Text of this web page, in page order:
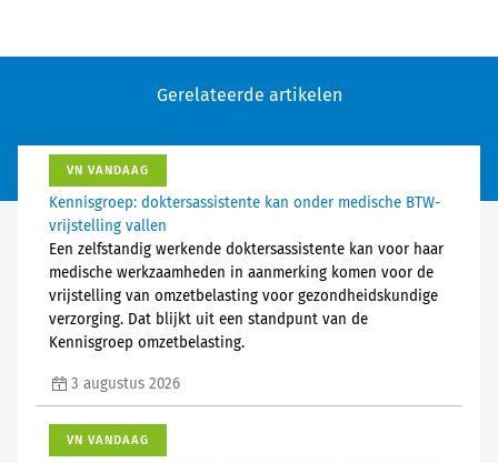
Gerelateerde artikelen
VN VANDAAG
Kennisgroep: doktersassistente kan onder medische BTW-
vrijstelling vallen
Een zelfstandig werkende doktersassistente kan voor haar
medische werkzaamheden in aanmerking komen voor de
vrijstelling van omzetbelasting voor gezondheidskundige
verzorging. Dat blijkt uit een standpunt van de
Kennisgroep omzetbelasting.
3 augustus 2026
VN VANDAAG